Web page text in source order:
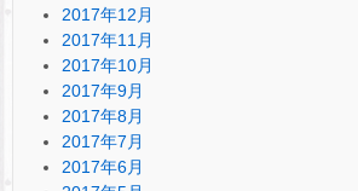
2017年12月
2017年11月
2017年10月
2017年9月
2017年8月
2017年7月
2017年6月